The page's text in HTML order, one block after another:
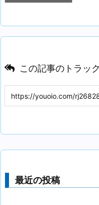
この記事のトラッ
最近の投稿